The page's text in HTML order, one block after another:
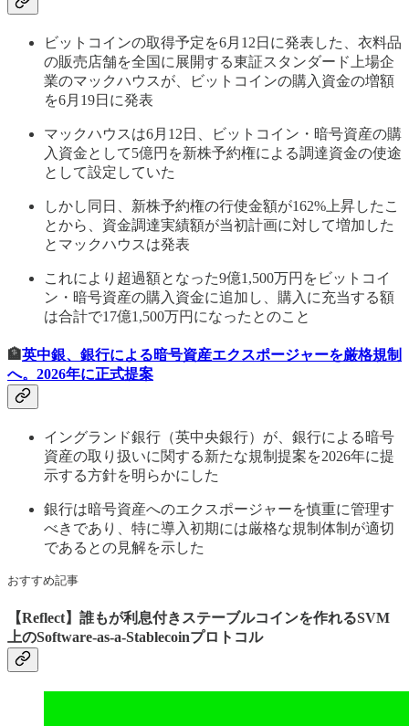
ビットコインの取得予定を6月12日に発表した、衣料品
の販売店舗を全国に展開する東証スタンダード上場企
業のマックハウスが、ビットコインの購入資金の増額
を6月19日に発表
マックハウスは6月12日、ビットコイン・暗号資産の購
入資金として5億円を新株予約権による調達資金の使途
として設定していた
しかし同日、新株予約権の行使金額が162%上昇したこ
とから、資金調達実績額が当初計画に対して増加した
とマックハウスは発表
これにより超過額となった9億1,500万円をビットコイ
ン・暗号資産の購入資金に追加し、購入に充当する額
は合計で17億1,500万円になったとのこと
🏦英中銀、銀行による暗号資産エクスポージャーを厳格規制
へ。2026年に正式提案
イングランド銀行（英中央銀行）が、銀行による暗号
資産の取り扱いに関する新たな規制提案を2026年に提
示する方針を明らかにした
銀行は暗号資産へのエクスポージャーを慎重に管理す
べきであり、特に導入初期には厳格な規制体制が適切
であるとの見解を示した
おすすめ記事
【Reflect】誰もが利息付きステーブルコインを作れるSVM
上のSoftware-as-a-Stablecoinプロトコル